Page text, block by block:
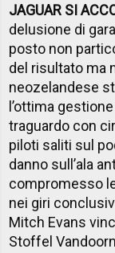
JAGUAR SI
delusione di
posto non
del risultato ma
neozelandese
l’ottima
traguardo con
piloti saliti sul
danno sull’ala
compromesso
nei giri
Mitch Evans
Stoffel